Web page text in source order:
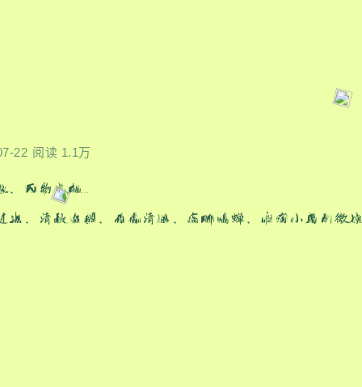
22 阅读 1.1万
万物盛极。
半，清秋在望，荷香清远，高柳鸣蝉，唯有小扇引微